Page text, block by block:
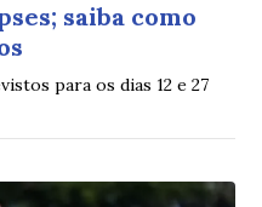
saiba como
para os dias 12 e 27